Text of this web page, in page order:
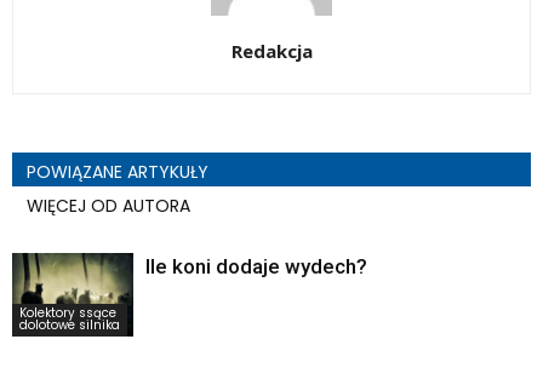
Redakcja
POWIĄZANE ARTYKUŁY
WIĘCEJ OD AUTORA
Kolektory ssące
dolotowe silnika
Ile koni dodaje wydech?